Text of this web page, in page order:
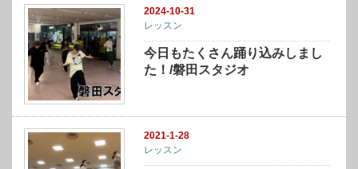
2024-10-31
レッスン
今日もたくさん踊り込みしまし
た！/磐田スタジオ
2021-1-28
レッスン